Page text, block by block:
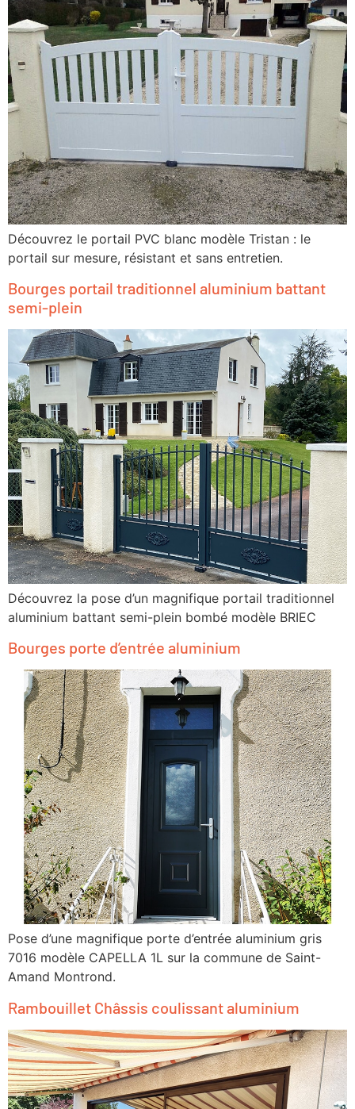
Découvrez le portail PVC blanc modèle Tristan : le
portail sur mesure, résistant et sans entretien.
Bourges portail traditionnel aluminium battant
semi-plein
Découvrez la pose d’un magnifique portail traditionnel
aluminium battant semi-plein bombé modèle BRIEC
Bourges porte d’entrée aluminium
Pose d’une magnifique porte d’entrée aluminium gris
7016 modèle CAPELLA 1L sur la commune de Saint-
Amand Montrond.
Rambouillet Châssis coulissant aluminium